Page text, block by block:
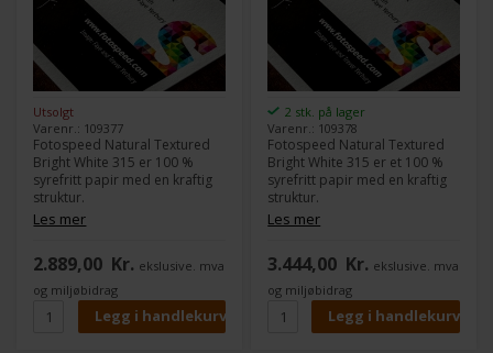
Utsolgt
Varenr.: 109377
Fotospeed Natural Textured
Bright White 315 er 100 %
syrefritt papir med en kraftig
struktur.
Natural Textured Bright White
315 finnes også i en Soft
og har mindre struktur.
Papirets lyse hvite bunn gir en
mer tradisjonell følelse og
egner seg derfor spesielt godt
til kunstneriske bilder eller
Les mer
2.889,00 Kr. ekslusive. mva
og miljøbidrag
2 stk. på lager
Varenr.: 109378
Fotospeed Natural Textured
Bright White 315 er et 100 %
syrefritt papir med en kraftig
struktur.
Natural Textured Bright White
315 finnes også i en Soft
mindre hvit og med mindre
struktur.
Papirets lyse hvite bunn gir en
mer tradisjonell følelse og er
derfor spesielt egnet for
Les mer
3.444,00 Kr. ekslusive. mva
og miljøbidrag